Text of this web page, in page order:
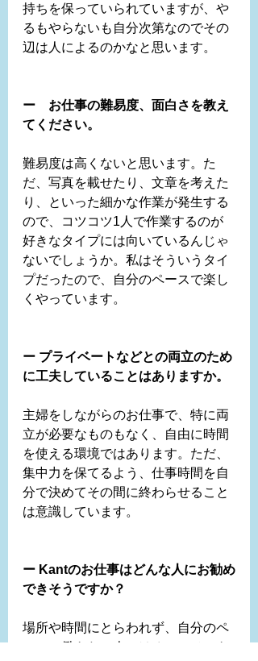
持ちを保っていられていますが、や
るもやらないも自分次第なのでその
辺は人によるのかなと思います。
ー　お仕事の難易度、面白さを教え
てください。
難易度は高くないと思います。た
だ、写真を載せたり、文章を考えた
り、といった細かな作業が発生する
ので、コツコツ1人で作業するのが
好きなタイプには向いているんじゃ
ないでしょうか。私はそういうタイ
プだったので、自分のペースで楽し
くやっています。
ー プライベートなどとの両立のため
に工夫していることはありますか。
主婦をしながらのお仕事で、特に両
立が必要なものもなく、自由に時間
を使える環境ではあります。ただ、
集中力を保てるよう、仕事時間を自
分で決めてその間に終わらせること
は意識しています。
ー Kantのお仕事はどんな人にお勧め
できそうですか？
場所や時間にとらわれず、自分のペ
ースで働きたい人にはオススメでき